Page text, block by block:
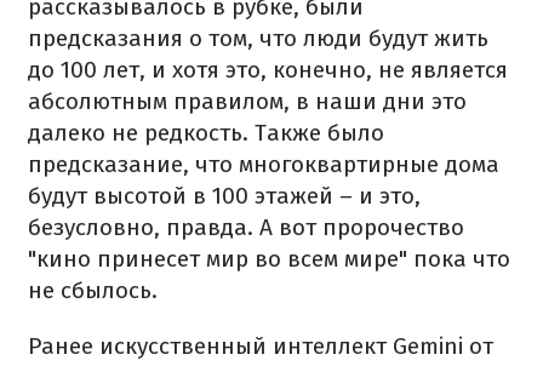
рассказывалось в рубке, были
предсказания о том, что люди будут жить
до 100 лет, и хотя это, конечно, не является
абсолютным правилом, в наши дни это
далеко не редкость. Также было
предсказание, что многоквартирные дома
будут высотой в 100 этажей – и это,
безусловно, правда. А вот пророчество
"кино принесет мир во всем мире" пока что
не сбылось.
Ранее искусственный интеллект Gemini от